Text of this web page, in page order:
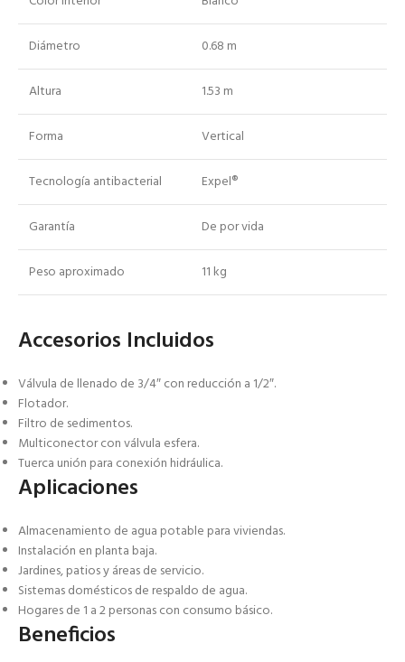
Diámetro 0.68 m
Altura 1.53 m
Forma Vertical
Tecnología antibacterial Expel®
Garantía De por vida
Peso aproximado 11 kg
Accesorios Incluidos
Válvula de llenado de 3/4″ con reducción a 1/2″.
Flotador.
Filtro de sedimentos.
Multiconector con válvula esfera.
Tuerca unión para conexión hidráulica.
Aplicaciones
Almacenamiento de agua potable para viviendas.
Instalación en planta baja.
Jardines, patios y áreas de servicio.
Sistemas domésticos de respaldo de agua.
Hogares de 1 a 2 personas con consumo básico.
Beneficios